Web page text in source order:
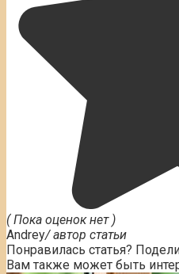
( Пока оценок нет )
Andrey/ автор статьи
Понравилась статья?
Вам также может быть